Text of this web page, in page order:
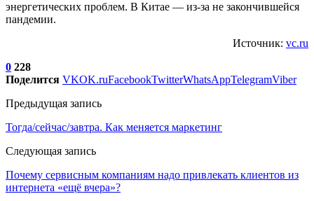
энергетических проблем. В Китае — из-за не закончившейся
пандемии.
Источник: vc.ru
0 228
Поделится VKOK.ruFacebookTwitterWhatsAppTelegramViber
Предыдущая запись
Тогда/сейчас/завтра. Как меняется маркетинг
Следующая запись
Почему сервисным компаниям надо привлекать клиентов из
интернета «ещё вчера»?